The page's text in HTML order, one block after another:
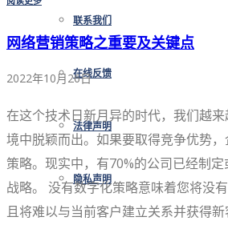
联系我们
在线反馈
法律声明
隐私声明
网络营销策略之重要及关键点
2022年10月26日
在这个技术日新月异的时代，我们越
境中脱颖而出。如果要取得竞争优势
策略。现实中，有70%的公司已经制
战略。 没有数字化策略意味着您将没
且将难以与当前客户建立关系并获得